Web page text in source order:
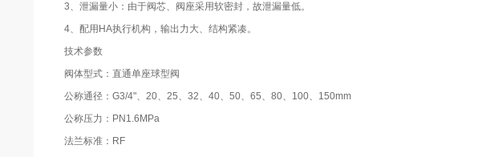
3、泄漏量小：由于阀芯、阀座采用软密封，故泄漏量低。
4、配用HA执行机构，输出力大、结构紧凑。
技术参数
阀体型式：直通单座球型阀
公称通径：G3/4"、20、25、32、40、50、65、80、100、150mm
公称压力：PN1.6MPa
法兰标准：RF